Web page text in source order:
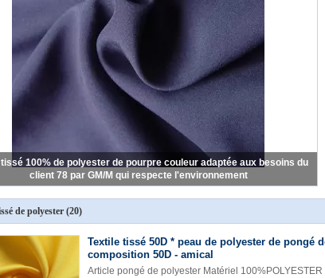
tissu imperméable de 420D, tissu du polyester 100 173 GM/M
pour le sac
de polyester (20)
Textile tissé 50D * peau de polyester de pongé
composition 50D - amical
Article pongé de polyester Matériel